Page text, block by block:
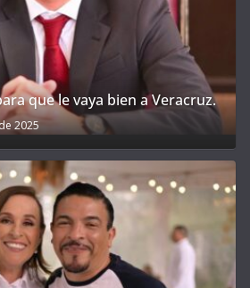
que le vaya bien a Veracruz.
2025